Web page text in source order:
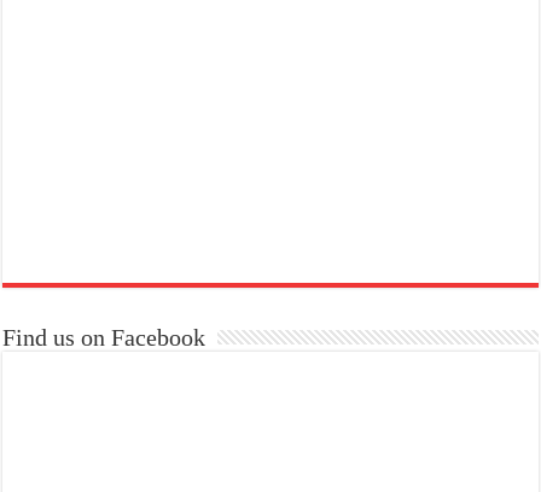
Find us on Facebook